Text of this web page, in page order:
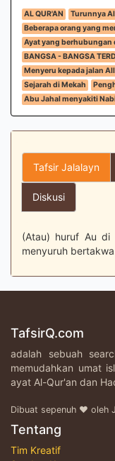
AL QUR'AN
Turunnya
Beberapa orang yang
Ayat yang berhubungan
BANGSA - BANGSA
Menyeru kepada jalan
Sejarah di Mekah
Abu Jahal menyakiti
Tafsir Jalalayn
Diskusi
(Atau) huruf Au di
menyuruh
TafsirQ.com
adalah sebuah
memudahkan umat
ayat Al-Qur'an dan
Dibuat sepenuh ♥ oleh
Tentang
Tim Kreatif